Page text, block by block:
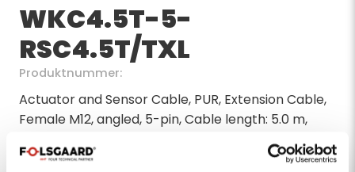
WKC4.5T-5-
RSC4.5T/TXL
Produktnummer:
Actuator and Sensor Cable, PUR, Extension Cable,
Female M12, angled, 5-pin, Cable length: 5.0 m,
Jacket material: PUR, Jacket color: black, Suitable
for drag chain use, Resistant to chemicals, UV